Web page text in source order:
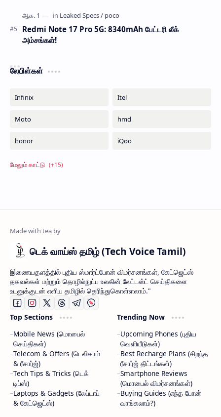
Redmi Note 17 Pro 5G: 8340mAh பேட்டரி லீக்
அம்சங்கள்!
லேபிள்கள்
டெக் வாய்ஸ் தமிழ் (Tech Voice Tamil)
இணையதளத்தில் புதிய ஸ்மார்ட்போன் விமர்சனங்கள், கேட்ஜெட்ஸ்
தகவல்கள் மற்றும் தொழில்நுட்ப உலகின் லேட்டஸ்ட் செய்திகளை
உடனுக்குடன் எளிய தமிழில் தெரிந்துகொள்ளலாம்."
Top Sections
Mobile News (மொபைல்
செய்திகள்)
Telecom & Offers (டெலிகாம்
& ரீசார்ஜ்)
Tech Tips & Tricks (டெக்
டிப்ஸ்)
Laptops & Gadgets (லேப்டாப்
& கேட்ஜெட்ஸ்)
Trending Now
Upcoming Phones (புதிய
வெளியீடுகள்)
Best Recharge Plans (சிறந்த
ரீசார்ஜ் திட்டங்கள்)
Smartphone Reviews
(மொபைல் விமர்சனங்கள்)
Buying Guides (எந்த போன்
வாங்கலாம்?)